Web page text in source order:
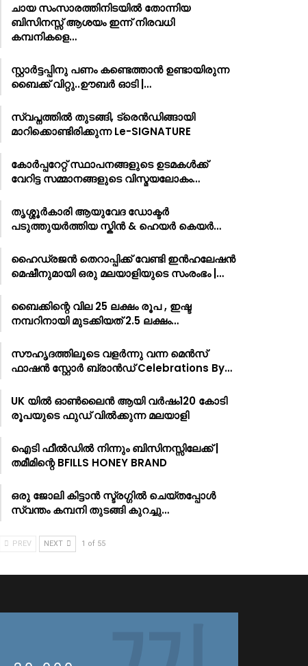
ചായ സംസാരത്തിനിടയിൽ തോന്നിയ
ബിസിനസ്സ് ആശയം ഇന്ന് നിരവധി
കമ്പനികളെ…
സ്റ്റാർട്ടപ്പിനു പണം കണ്ടെത്താൻ ഉണ്ടായിരുന്ന
ബൈക്ക് വിറ്റു..ഊബർ ഓടി |…
സ്വപ്നത്തിൽ തുടങ്ങി, ട്രെൻഡിങ്ങായി
മാറിക്കൊണ്ടിരിക്കുന്ന Le-SIGNATURE
കോർപ്പറേറ്റ് സ്ഥാപനങ്ങളുടെ ഉടമകൾക്ക്
വേറിട്ട സമ്മാനങ്ങളുടെ വിസ്മയലോകം…
തൃശ്ശൂർകാരി ആയുവേദ ഡോക്ടർ
പടുത്തുയർത്തിയ സ്കിൻ & ഹെയർ കെയർ…
ഹൈഡ്രജൻ തെറാപ്പിക്ക് വേണ്ടി ഇൻഹലേഷൻ
മെഷീനുമായി ഒരു മലയാളിയുടെ സംരംഭം |…
ബൈക്കിന്റെ വില 25 ലക്ഷം രൂപ , ഇഷ്ട
നമ്പറിനായി മുടക്കിയത് 2.5 ലക്ഷം…
സൗഹൃദത്തിലൂടെ വളർന്നു വന്ന മെൻസ്
ഫാഷൻ സ്റ്റോർ ബ്രാൻഡ് Celebrations By…
UK യിൽ ഓൺലൈൻ ആയി വർഷം120 കോടി
രൂപയുടെ ഫുഡ് വിൽക്കുന്ന മലയാളി
ഐടി ഫീൽഡിൽ നിന്നും ബിസിനസ്സിലേക്ക് |
തമീമിന്റെ BFILLS HONEY BRAND
ഒരു ജോലി കിട്ടാൻ സ്ട്രഗ്ഗിൽ ചെയ്തപ്പോൾ
സ്വന്തം കമ്പനി തുടങ്ങി കുറച്ചു…
PREV NEXT 1 of 55